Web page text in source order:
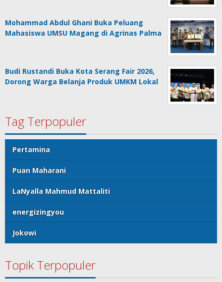
Mohammad Abdul Ghani Buka Peluang
Mahasiswa UMSU Magang di Agrinas Palma
Budi Rustandi Buka Kota Serang Fair 2026,
Dorong Warga Belanja Produk UMKM Lokal
Tag Terpopuler
Pertamina
Puan Maharani
LaNyalla Mahmud Mattaliti
energizingyou
Jokowi
Topik Terpopuler